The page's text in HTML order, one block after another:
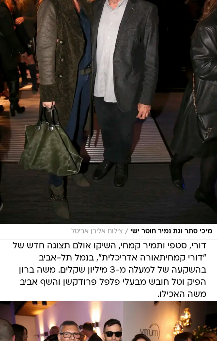
מיכי סתר וגת נמיר חוטר ישי / צילום אלירן אביטל
דורי, סטפי ותמיר קמחי, השיקו אולם תצוגה חדש של
"דורי קמחיתאורה אדריכלית", בנמל תל-אביב
בהשקעה של למעלה מ-3 מיליון שקלים. משה ברון
הפיק וטל חובש מבעלי פלפל פרודקשן והשף אביב
משה האכילו.